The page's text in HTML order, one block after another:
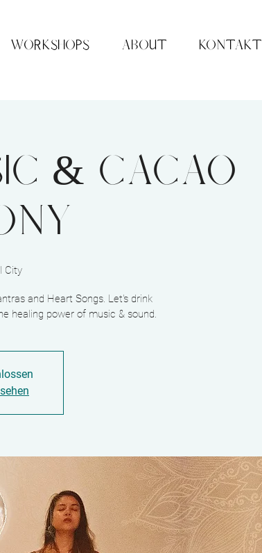
WORKSHOPS ABOUT KONTAKT
& CACAO
City
and Heart Songs. Let's drink
healing power of music & sound.